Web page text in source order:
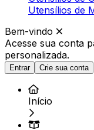
Utensílios de
Bem-vindo
Acesse sua conta
personalizada.
Entrar Crie sua conta
Início